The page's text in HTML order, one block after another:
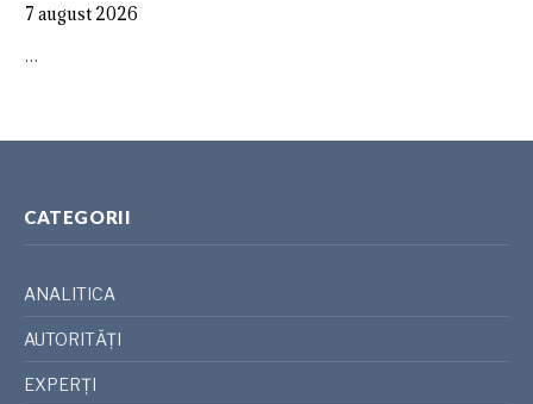
7 august 2026
…
CATEGORII
ANALITICA
AUTORITĂȚI
EXPERȚI